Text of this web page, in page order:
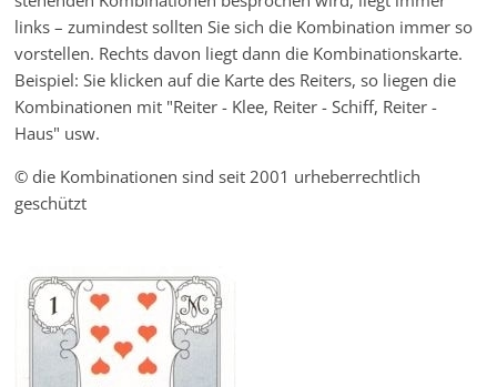
links – zumindest sollten Sie sich die Kombination immer so
vorstellen. Rechts davon liegt dann die Kombinationskarte.
Beispiel: Sie klicken auf die Karte des Reiters, so liegen die
Kombinationen mit "Reiter - Klee, Reiter - Schiff, Reiter -
Haus" usw.
© die Kombinationen sind seit 2001 urheberrechtlich
geschützt